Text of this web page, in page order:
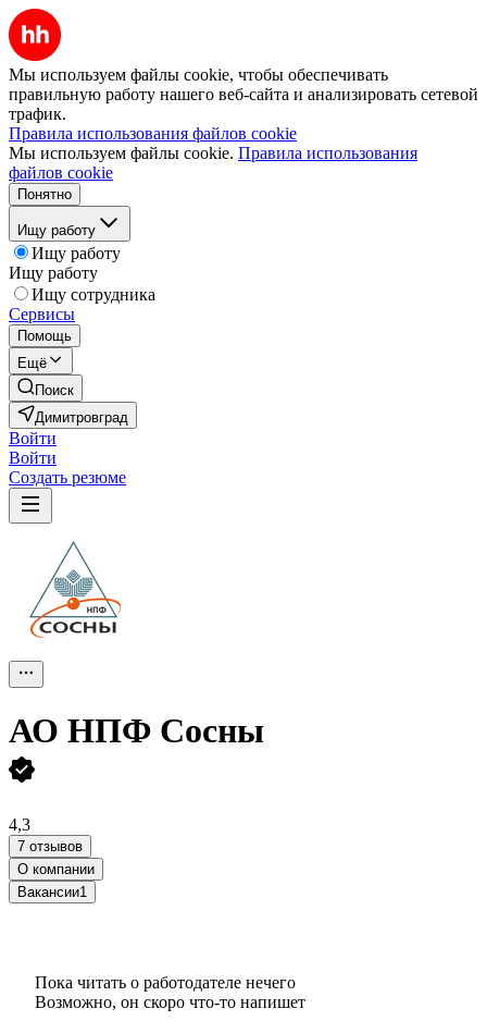
Мы используем файлы cookie, чтобы обеспечивать
правильную работу нашего веб-сайта и анализировать сетевой
трафик.
Правила использования файлов cookie
Мы используем файлы cookie. Правила использования
файлов cookie
Понятно
Ищу работу
Ищу работу
Ищу работу
Ищу сотрудника
Сервисы
Помощь
Ещё
Поиск
Димитровград
Войти
Войти
Создать резюме
АО НПФ Сосны
4,3
7 отзывов
О компании
Вакансии1
Пока читать о работодателе нечего
Возможно, он скоро что‑то напишет